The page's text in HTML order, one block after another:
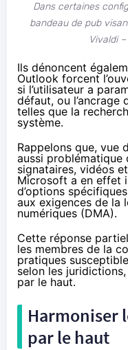
Dans certaines
bandeau de pub
Vivaldi
Ils dénoncent
Outlook forcent
si l’utilisateur a
défaut, ou l’ancrage
telles que la
système.
Rappelons que, vue
aussi problématique
signataires, vidéos
Microsoft a en effet
d’options
aux exigences de la
numériques (DMA).
Cette réponse
les membres de la
pratiques
selon les
par le haut.
Harmoniser
par le haut